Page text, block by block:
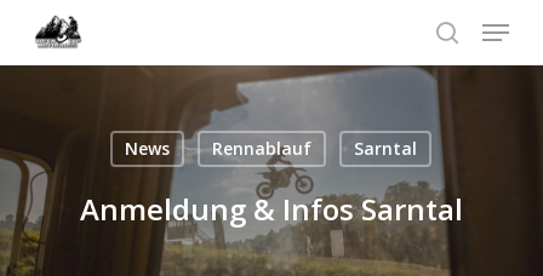
Menu
News Rennablauf Sarntal
Anmeldung & Infos Sarntal